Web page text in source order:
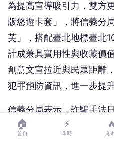
為提高宣導吸引力，雙方
版悠遊卡套」，將信義分
芙」，搭配臺北地標臺北
計成兼具實用性與收藏價
創意文宣拉近與民眾距離
犯罪預防資訊，進一步提
信義分局表示，詐騙手法
力與持續宣導，才能有效
🏠
首頁
⚡
即時 熱